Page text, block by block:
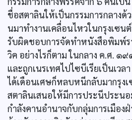
ชื่อสตาลินให้เป็นกรรมการกลางด้
นมาทำงานเคลื่อนไหวในกรุงเซน
รับผิดชอบการจัดทำหนังสือพิมพ์ร
วิค อย่างไรก็ตาม ในกลาง ค.ศ. ๑
และถูกเนรเทศไปไซบีเรียเป็นเวล
ได้เดือนเศษก็หลบหนีกลับมากรุงเ
สตาลินเสนอให้มีการประนีประน
กำลังคานอำนาจกับกลุ่มการเมือง